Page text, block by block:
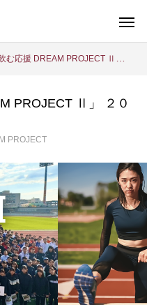
2/5/sd0942025/
DREAM PROJECT Ⅱ」 ２０２５年１０月活動報告
PROJECT Ⅱ」 ２０
PROJECT